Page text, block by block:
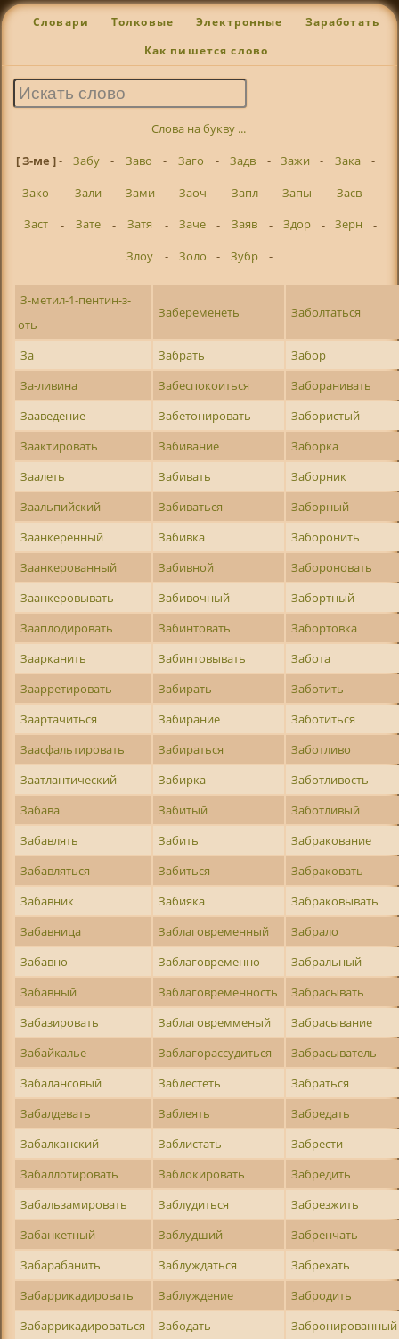
Словари Толковые Электронные Заработать
Как пишется слово
Слова на букву ...
[ З-ме ]- Забу - Заво - Заго - Задв - Зажи - Зака
-
Зако
- Зали - Зами - Заоч - Запл - Запы - Засв
-
Заст
- Зате - Затя - Заче - Заяв - Здор - Зерн
-
Злоу
- Золо - Зубр -
З-метил-1-пентин-з-
оть
Забеременеть Заболтаться
За Забрать
Забор
За-ливина
Забеспокоиться
Заборанивать
Зааведение
Забетонировать
Забористый
Заактировать
Забивание
Заборка
Заалеть
Забивать
Заборник
Заальпийский
Забиваться
Заборный
Заанкеренный
Забивка
Заборонить
Заанкерованный
Забивной
Забороновать
Заанкеровывать
Забивочный
Забортный
Зааплодировать
Забинтовать
Забортовка
Заарканить
Забинтовывать
Забота
Заарретировать
Забирать
Заботить
Заартачиться
Забирание
Заботиться
Заасфальтировать
Забираться
Заботливо
Заатлантический
Забирка
Заботливость
Забава
Забитый
Заботливый
Забавлять
Забить
Забракование
Забавляться
Забиться
Забраковать
Забавник
Забияка
Забраковывать
Забавница
Заблаговременный
Забрало
Забавно
Заблаговременно
Забральный
Забавный
Заблаговременность
Забрасывать
Забазировать
Заблаговремменый
Забрасывание
Забайкалье
Заблагорассудиться
Забрасыватель
Забалансовый
Заблестеть
Забраться
Забалдевать
Заблеять
Забредать
Забалканский
Заблистать
Забрести
Забаллотировать
Заблокировать
Забредить
Забальзамировать
Заблудиться
Забрезжить
Забанкетный
Заблудший
Забренчать
Забарабанить
Заблуждаться
Забрехать
Забаррикадировать
Заблуждение
Забродить
Забаррикадироваться
Забодать
Забронированный